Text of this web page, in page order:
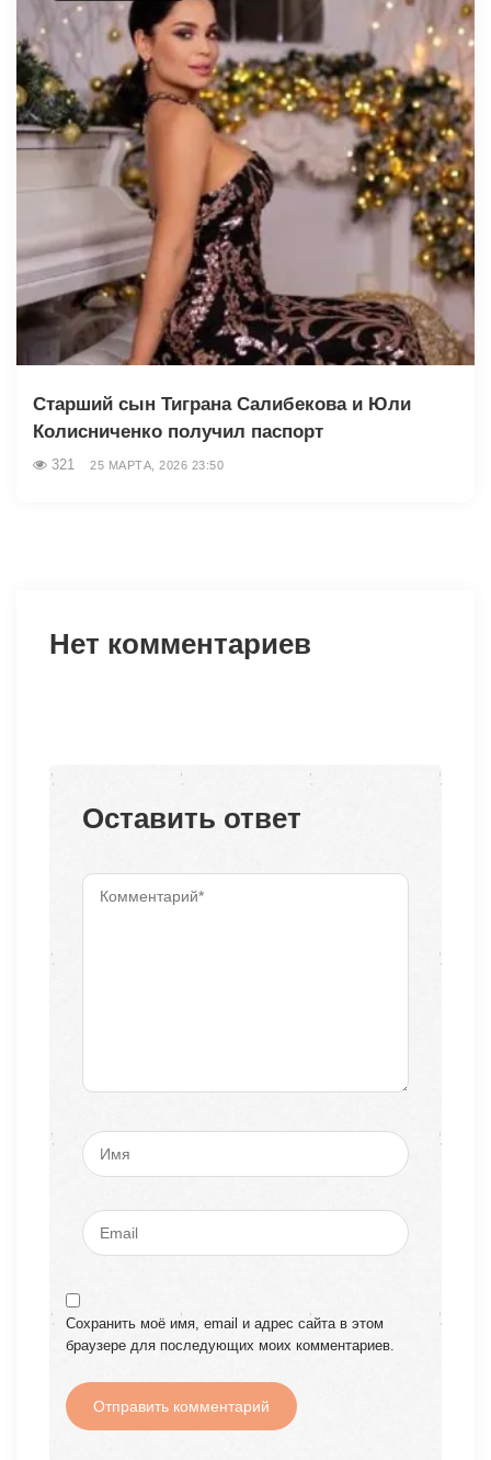
Старший сын Тиграна Салибекова и Юли
Колисниченко получил паспорт
321 25 МАРТА, 2026 23:50
Нет комментариев
Оставить ответ
Сохранить моё имя, email и адрес сайта в этом
браузере для последующих моих комментариев.